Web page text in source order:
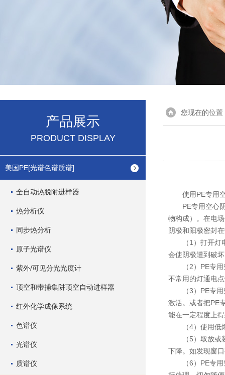
产品展示
PRODUCT DISPLAY
美国PE[光谱色谱质谱]
全自动热脱附进样器
热分析仪
同步热分析
原子光谱仪
紫外/可见分光光度计
顶空和带捕集阱顶空自动进样器
红外化学成像系统
色谱仪
光谱仪
质谱仪
您现在的位置
使用PE专用空
PE专用空心阴
物构成）。在电
阴极和阳极密封
（1）打开灯电
会使阴极遭到破
（2）PE专用空
不常用的灯通电
（3）PE专用空
激活。或者把PE
能在一定程度上
（4）使用低熔
（5）取放或装
下降。如发现窗
（6）PE专用空